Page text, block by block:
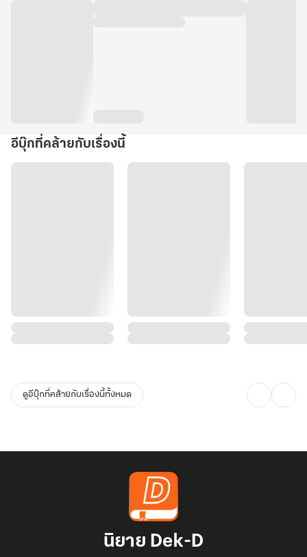
อีบุ๊กที่คล้ายกับเรื่องนี้
ดูอีบุ๊กที่คล้ายกับเรื่องนี้ทั้งหมด
นิยาย Dek-D